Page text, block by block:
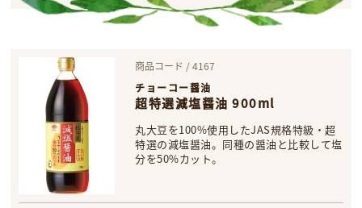
商品コード / 4167
チョーコー醤油
超特選減塩醤油 900ml
丸大豆を100%使用したJAS規格特級・超
特選の減塩醤油。同種の醤油と比較して塩
分を50%カット。